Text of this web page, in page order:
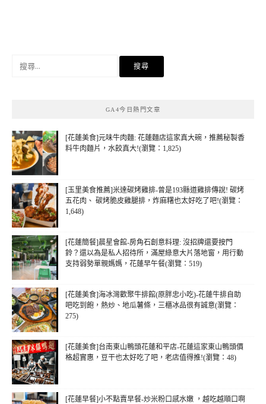
GA4今日熱門文章
[花蓮美食]元味牛肉麵: 花蓮麵店這家真大碗，推薦秘製香
料牛肉麵片，水餃真大!(瀏覽：1,825)
[玉里美食推薦]米達碳烤雞排-曾是193縣道雞排傳說! 碳烤
五花肉、 碳烤脆皮雞腿排，炸麻糬也太好吃了吧!(瀏覽：
1,648)
[花蓮簡餐]晨星會館-房角石創意料理: 沒招牌還要按門
鈴？還以為是私人招待所，滿屋綠意大片落地窗，用行動
支持弱勢單親媽媽，花蓮早午餐(瀏覽：519)
[花蓮美食]海冰灣歡聚牛排館(原胖忠小吃)-花蓮牛排自助
吧吃到飽，熱炒、地瓜薯條，三櫃冰品很有誠意(瀏覽：
275)
[花蓮美食]台南東山鴨頭花蓮和平店-花蓮這家東山鴨頭價
格超實惠，豆干也太好吃了吧，老店值得推!(瀏覽：48)
[花蓮早餐]小不點賣早餐-炒米粉口感水嫩 ，越吃越順口啊